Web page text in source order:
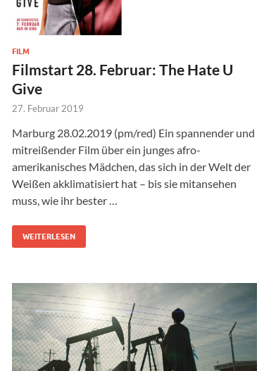
FILM
Filmstart 28. Februar: The Hate U
Give
27. Februar 2019
Marburg 28.02.2019 (pm/red) Ein spannender und
mitreißender Film über ein junges afro-
amerikanisches Mädchen, das sich in der Welt der
Weißen akklimatisiert hat – bis sie mitansehen
muss, wie ihr bester …
WEITERLESEN